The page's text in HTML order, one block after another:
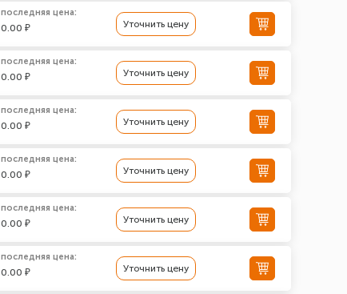
последняя цена:
0.00 ₽ Уточнить цену
последняя цена:
0.00 ₽ Уточнить цену
последняя цена:
0.00 ₽ Уточнить цену
последняя цена:
0.00 ₽ Уточнить цену
последняя цена:
0.00 ₽ Уточнить цену
последняя цена:
0.00 ₽ Уточнить цену